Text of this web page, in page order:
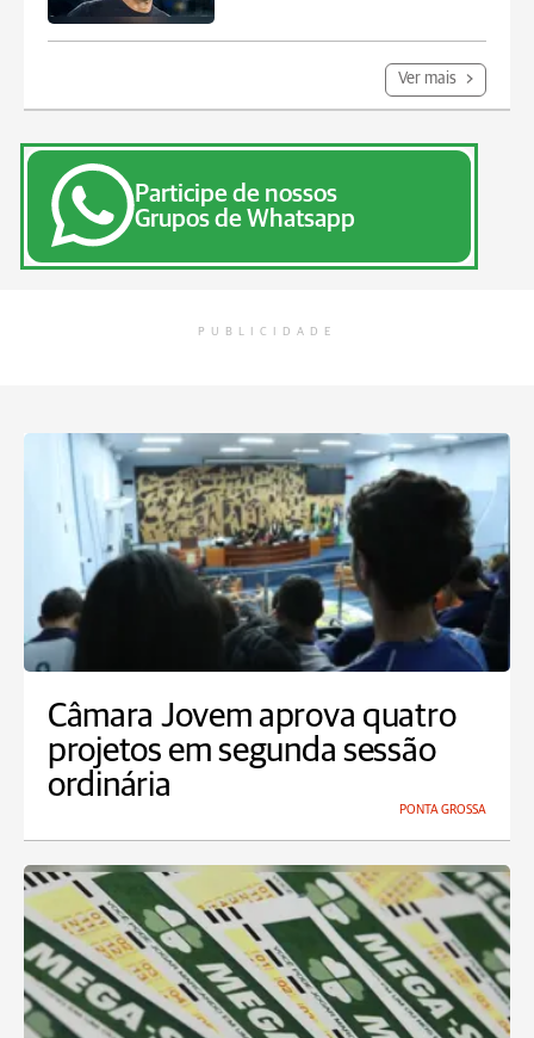
Ver mais
Participe de nossos
Grupos de Whatsapp
PUBLICIDADE
Câmara Jovem aprova quatro
projetos em segunda sessão
ordinária
PONTA GROSSA